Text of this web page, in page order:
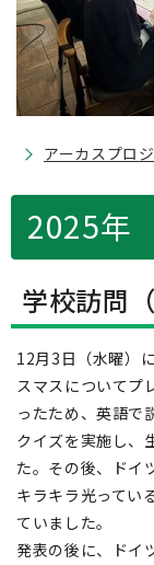
アーカスプロ
2025年
学校訪問
12月3日（水曜）
スマスについてプ
ったため、英語で
クイズを実施し、
た。その後、ドイ
キラキラ光ってい
ていました。
発表の後に、ドイ